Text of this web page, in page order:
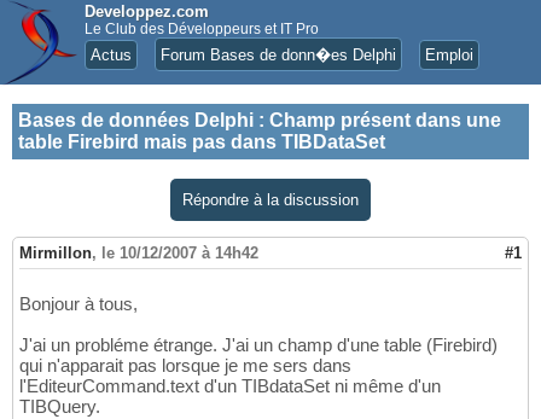
Developpez.com
Le Club des Développeurs et IT Pro
Actus Forum Bases de donn�es Delphi Emploi
Bases de données Delphi : Champ présent dans une
table Firebird mais pas dans TIBDataSet
Répondre à la discussion
Mirmillon, le 10/12/2007 à 14h42 #1
Bonjour à tous,
J'ai un probléme étrange. J'ai un champ d'une table (Firebird)
qui n'apparait pas lorsque je me sers dans
l'EditeurCommand.text d'un TIBdataSet ni même d'un
TIBQuery.